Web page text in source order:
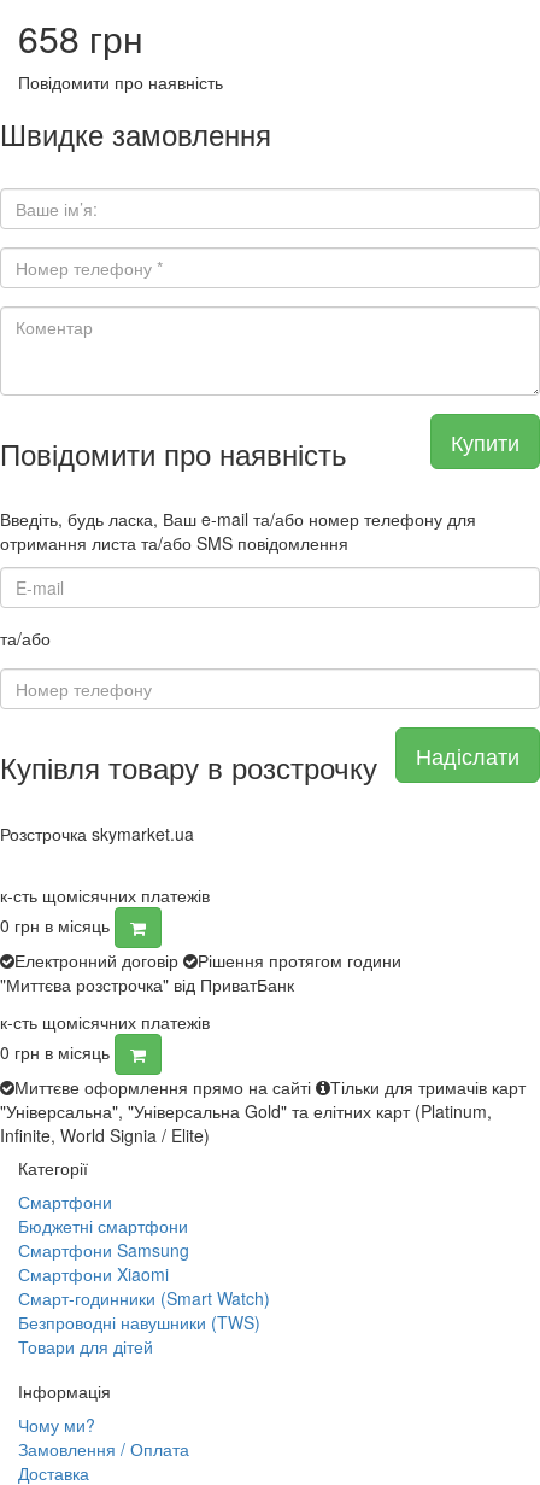
658 грн
Повідомити про наявність
Швидке замовлення
Купити
Повідомити про наявність
Введіть, будь ласка, Ваш e-mail та/або номер телефону для
отримання листа та/або SMS повідомлення
та/або
Надіслати
Купівля товару в розстрочку
Розстрочка skymarket.ua
к-сть щомісячних платежів
0 грн в місяць
Електронний договір
Рішення протягом години
"Миттєва розстрочка" від ПриватБанк
к-сть щомісячних платежів
0 грн в місяць
Миттєве оформлення прямо на сайті
Тільки для тримачів карт
"Універсальна", "Універсальна Gold" та елітних карт (Platinum,
Infinite, World Signia / Elite)
Категорії
Смартфони
Бюджетні смартфони
Смартфони Samsung
Смартфони Xiaomi
Смарт-годинники (Smart Watch)
Безпроводні навушники (TWS)
Товари для дітей
Інформація
Чому ми?
Замовлення / Оплата
Доставка